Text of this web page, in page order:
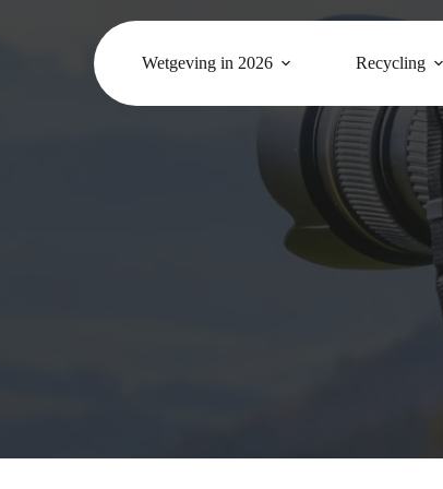
Wetgeving in 2026 Recycling